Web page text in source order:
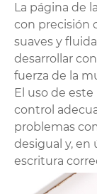
La página de
con precisión
suaves y
desarrollar
fuerza de la
El uso de
control
problemas
desigual y, en
escritura